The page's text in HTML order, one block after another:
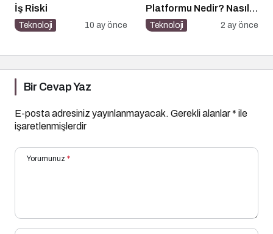
İş Riski
Teknoloji 10 ay önce
Platformu Nedir? Nasıl
Kullanılır?
Teknoloji 2 ay önce
Bir Cevap Yaz
E-posta adresiniz yayınlanmayacak. Gerekli alanlar* ile
işaretlenmişlerdir
Yorumunuz *